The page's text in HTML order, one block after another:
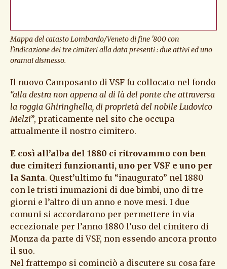
Mappa del catasto Lombardo/Veneto di fine '800 con
l'indicazione dei tre cimiteri alla data presenti : due attivi ed uno
oramai dismesso.
Il nuovo Camposanto di VSF fu collocato nel fondo
“alla destra non appena al di là del ponte che attraversa
la roggia Ghiringhella, di proprietà del nobile Ludovico
Melzi”, praticamente nel sito che occupa
attualmente il nostro cimitero.
E così all’alba del 1880 ci ritrovammo con ben
due cimiteri funzionanti, uno per VSF e uno per
la Santa. Quest’ultimo fu “inaugurato” nel 1880
con le tristi inumazioni di due bimbi, uno di tre
giorni e l’altro di un anno e nove mesi. I due
comuni si accordarono per permettere in via
eccezionale per l’anno 1880 l’uso del cimitero di
Monza da parte di VSF, non essendo ancora pronto
il suo.
Nel frattempo si cominciò a discutere su cosa fare